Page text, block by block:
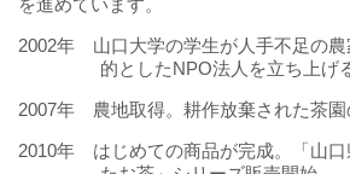
2002年 山口大学の学生が人手不足の農
的としたNPO法人を立ち上げ
2007年 農地取得。耕作放棄された茶園
2010年 はじめての商品が完成。「山口